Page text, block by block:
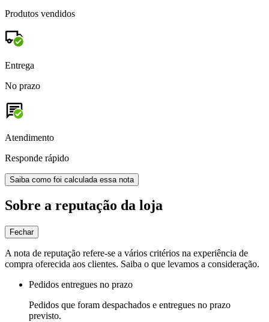
Produtos vendidos
Entrega
No prazo
Atendimento
Responde rápido
Saiba como foi calculada essa nota
Sobre a reputação da loja
Fechar
A nota de reputação refere-se a vários critérios na experiência de
compra oferecida aos clientes. Saiba o que levamos a consideração.
Pedidos entregues no prazo
Pedidos que foram despachados e entregues no prazo
previsto.